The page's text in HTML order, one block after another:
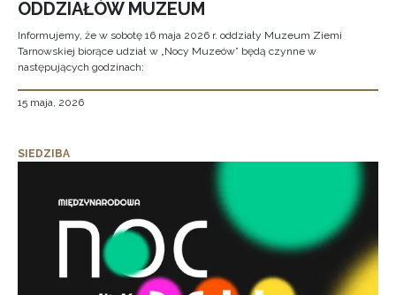
ODDZIAŁÓW MUZEUM
Informujemy, że w sobotę 16 maja 2026 r. oddziały Muzeum Ziemi
Tarnowskiej biorące udział w „Nocy Muzeów” będą czynne w
następujących godzinach:
15 maja, 2026
SIEDZIBA